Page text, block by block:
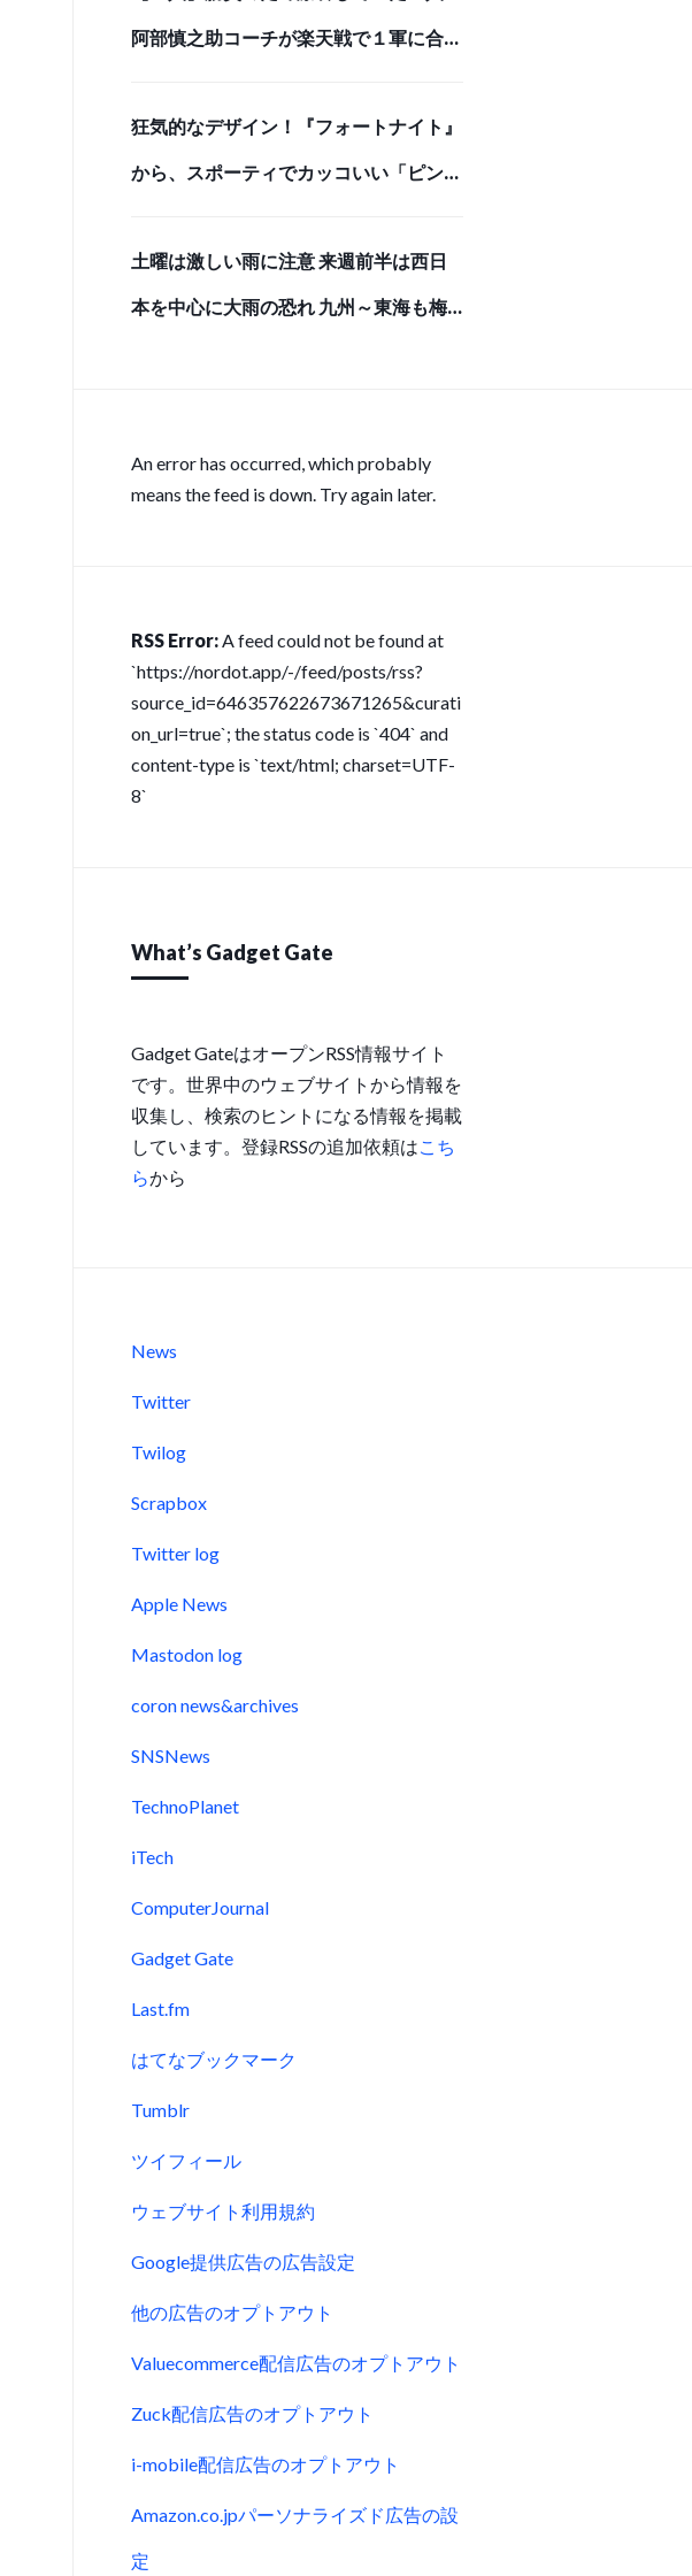
阿部慎之助コーチが楽天戦で１軍に合流
狂気的なデザイン！『フォートナイト』
から、スポーティでカッコいい「ピンク
と、牛革で高級感あふれる長財布で存在
感のある強者になろう！
土曜は激しい雨に注意 来週前半は西日
本を中心に大雨の恐れ 九州～東海も梅
An error has occurred, which probably
means the feed is down. Try again later.
RSS Error:A feed could not be found at
`https://nordot.app/-/feed/posts/rss?
source_id=646357622673671265&curati
on_url=true`; the status code is `404` and
content-type is `text/html; charset=UTF-
8`
What’s Gadget Gate
Gadget GateはオープンRSS情報サイト
です。世界中のウェブサイトから情報を
収集し、検索のヒントになる情報を掲載
しています。登録RSSの追加依頼はこち
らから
News
Twitter
Twilog
Scrapbox
Twitter log
Apple News
Mastodon log
coron news&archives
SNSNews
TechnoPlanet
iTech
ComputerJournal
Gadget Gate
Last.fm
はてなブックマーク
Tumblr
ツイフィール
ウェブサイト利用規約
Google提供広告の広告設定
他の広告のオプトアウト
Valuecommerce配信広告のオプトアウト
Zuck配信広告のオプトアウト
i-mobile配信広告のオプトアウト
Amazon.co.jpパーソナライズド広告の設
定